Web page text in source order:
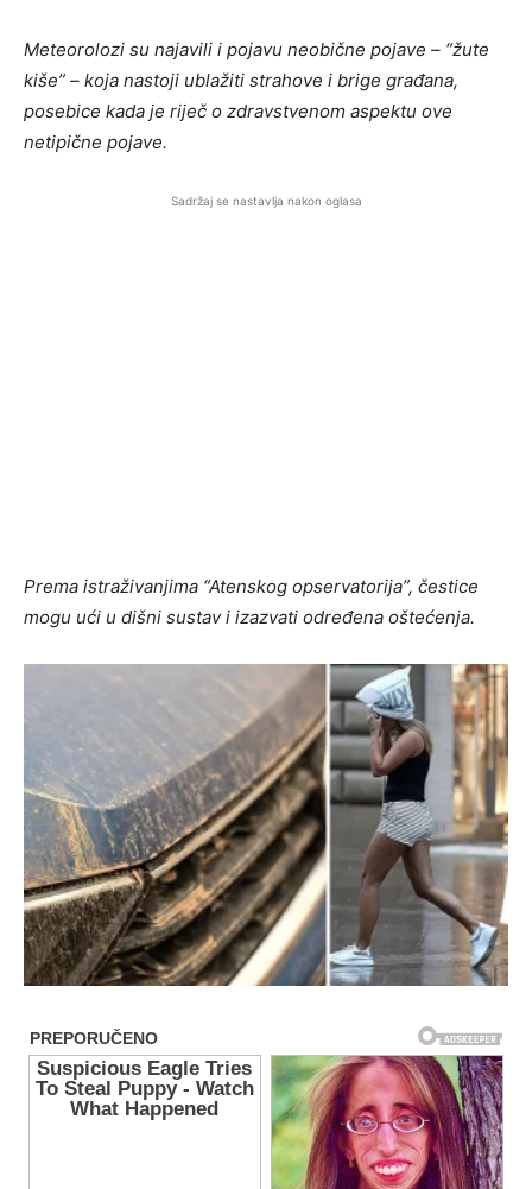
Meteorolozi su najavili i pojavu neobične pojave – “žute
kiše” – koja nastoji ublažiti strahove i brige građana,
posebice kada je riječ o zdravstvenom aspektu ove
netipične pojave.
Sadržaj se nastavlja nakon oglasa
Prema istraživanjima “Atenskog opservatorija”, čestice
mogu ući u dišni sustav i izazvati određena oštećenja.